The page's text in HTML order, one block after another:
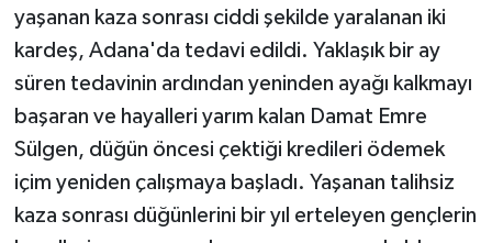
yaşanan kaza sonrası ciddi şekilde yaralanan iki
kardeş, Adana'da tedavi edildi. Yaklaşık bir ay
süren tedavinin ardından yeninden ayağı kalkmayı
başaran ve hayalleri yarım kalan Damat Emre
Sülgen, düğün öncesi çektiği kredileri ödemek
içim yeniden çalışmaya başladı. Yaşanan talihsiz
kaza sonrası düğünlerini bir yıl erteleyen gençlerin